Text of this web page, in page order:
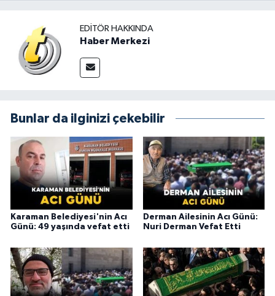
EDITÖR HAKKINDA
Haber Merkezi
Bunlar da ilginizi çekebilir
Karaman Belediyesi'nin Acı
Günü: 49 yaşında vefat etti
Derman Ailesinin Acı Günü:
Nuri Derman Vefat Etti